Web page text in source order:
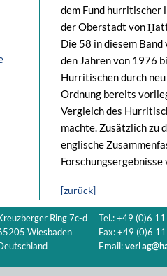
dem Fund hurritischer
der Oberstadt von
Die 58 in diesem
den Jahren von 1976
Hurritischen durch
Ordnung bereits
Vergleich des
machte. Zusätzlich zu
englische
Forschungsergebnisse
[zurück]
Ring 7c-d
Wiesbaden
Tel.: +49 (0)6
Fax: +49 (0)6
Email: